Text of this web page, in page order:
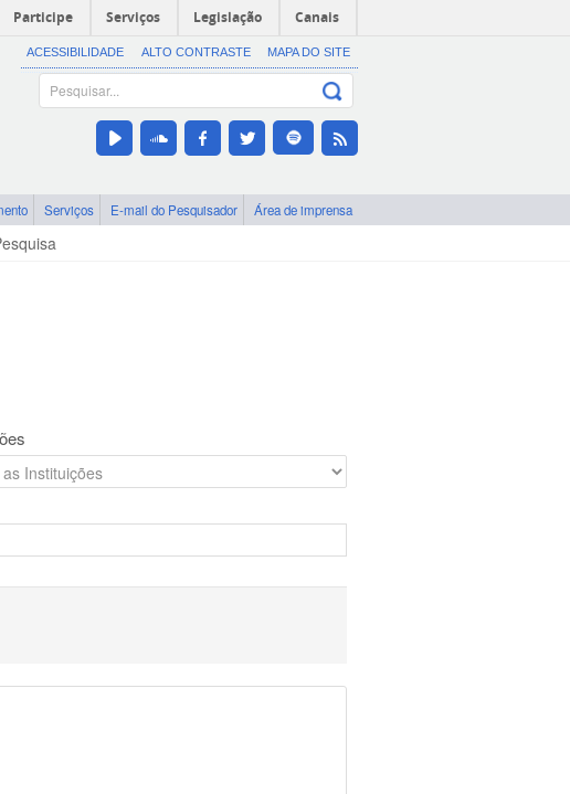
Participe Serviços Legislação Canais
ACESSIBILIDADE ALTO CONTRASTE MAPA DO SITE
Serviços E-mail do Pesquisador Área de imprensa